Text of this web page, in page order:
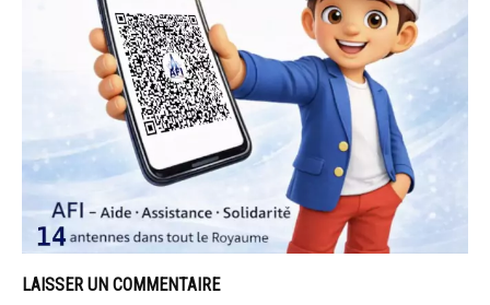
LAISSER UN COMMENTAIRE